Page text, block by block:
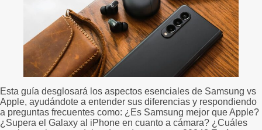
Esta guía desglosará los aspectos esenciales de Samsung vs
Apple, ayudándote a entender sus diferencias y respondiendo
a preguntas frecuentes como: ¿Es Samsung mejor que Apple?
¿Supera el Galaxy al iPhone en cuanto a cámara? ¿Cuáles